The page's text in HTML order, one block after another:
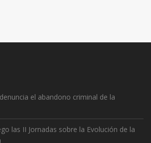
el abandono criminal de la
las II Jornadas sobre la Evolución de la